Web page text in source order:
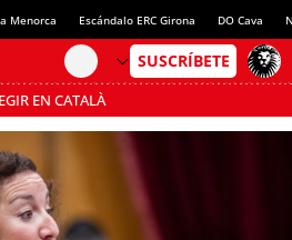
Menorca Escándalo ERC Girona DO Cava
EN CATALÀ
AHORRO